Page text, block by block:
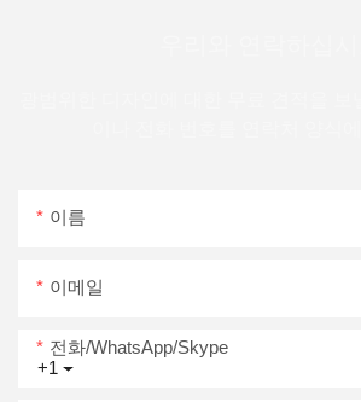
이름
이메일
+1
전화/WhatsApp/Skype